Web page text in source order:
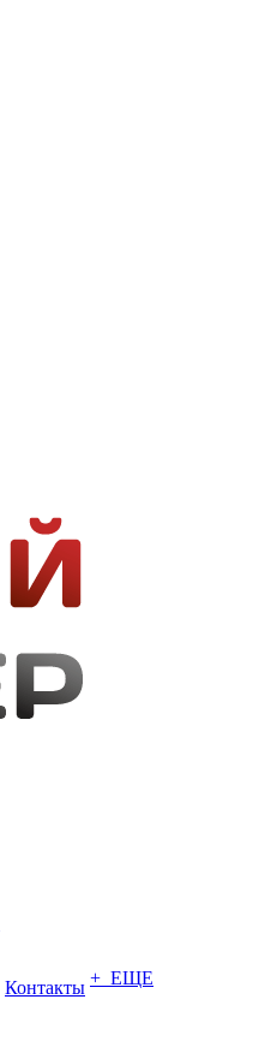
Контакты + ЕЩЕ